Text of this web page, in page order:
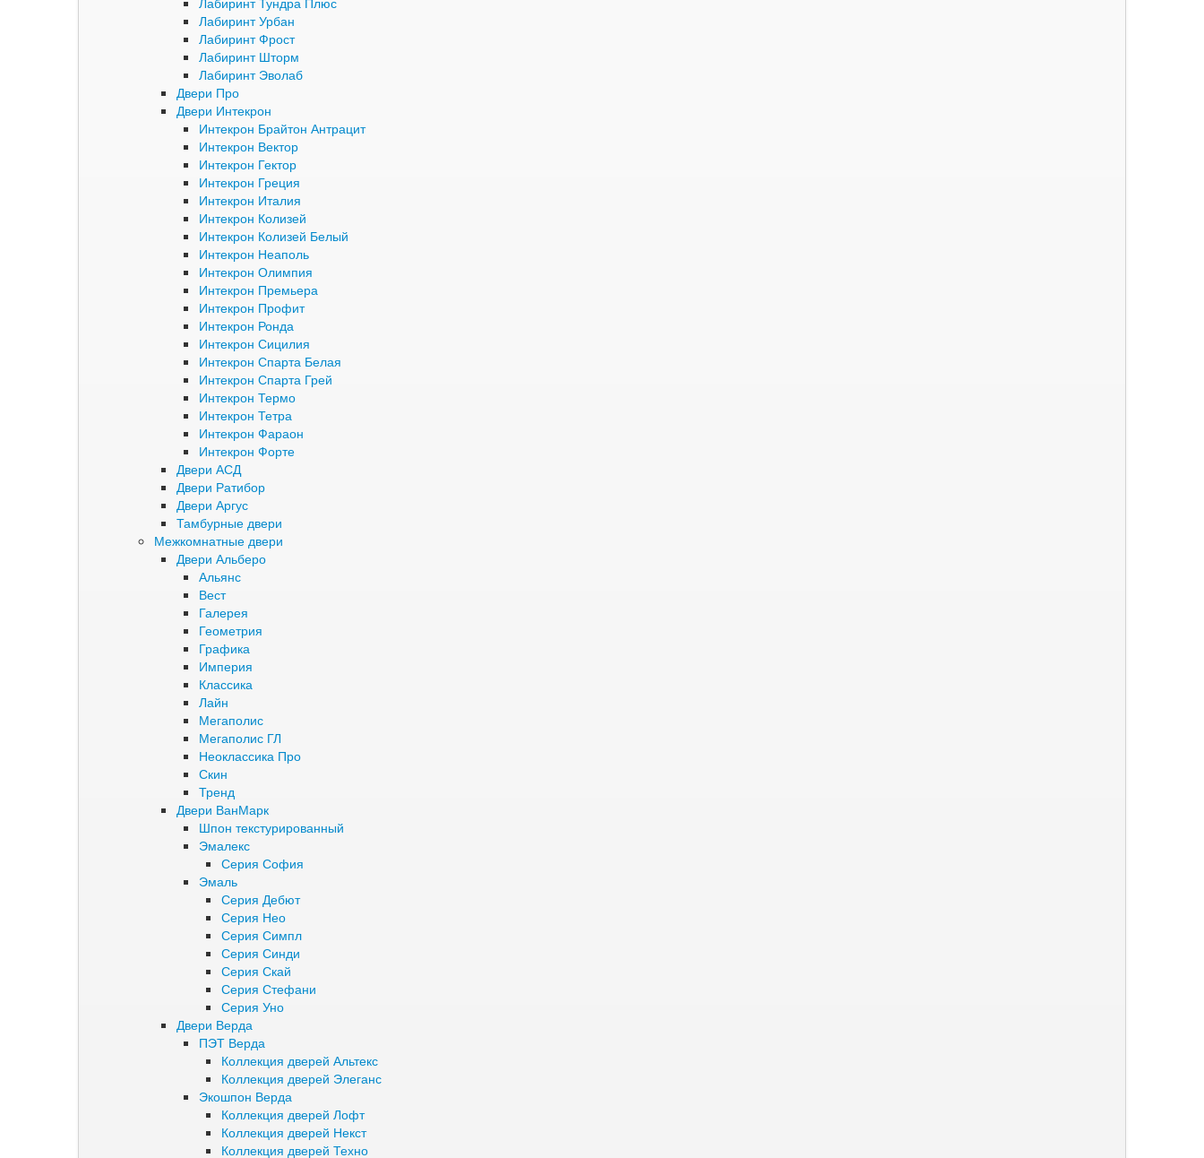
Лабиринт Урбан
Лабиринт Фрост
Лабиринт Шторм
Лабиринт Эволаб
Двери Про
Двери Интекрон
Интекрон Брайтон Антрацит
Интекрон Вектор
Интекрон Гектор
Интекрон Греция
Интекрон Италия
Интекрон Колизей
Интекрон Колизей Белый
Интекрон Неаполь
Интекрон Олимпия
Интекрон Премьера
Интекрон Профит
Интекрон Ронда
Интекрон Сицилия
Интекрон Спарта Белая
Интекрон Спарта Грей
Интекрон Термо
Интекрон Тетра
Интекрон Фараон
Интекрон Форте
Двери АСД
Двери Ратибор
Двери Аргус
Тамбурные двери
Межкомнатные двери
Двери Альберо
Альянс
Вест
Галерея
Геометрия
Графика
Империя
Классика
Лайн
Мегаполис
Мегаполис ГЛ
Неоклассика Про
Скин
Тренд
Двери ВанМарк
Шпон текстурированный
Эмалекс
Серия София
Эмаль
Серия Дебют
Серия Нео
Серия Симпл
Серия Синди
Серия Скай
Серия Стефани
Серия Уно
Двери Верда
ПЭТ Верда
Коллекция дверей Альтекс
Коллекция дверей Элеганс
Экошпон Верда
Коллекция дверей Лофт
Коллекция дверей Некст
Коллекция дверей Техно